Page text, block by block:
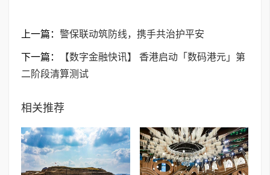
上一篇： 警保联动筑防线，携手共治护平安
下一篇：
【数字金融快讯】 香港启动「数码港元」第
二阶段清算测试
相关推荐